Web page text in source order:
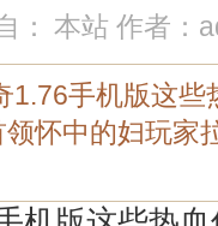
： 本站 作者：
1.76手机版这些
怀中的妇玩家